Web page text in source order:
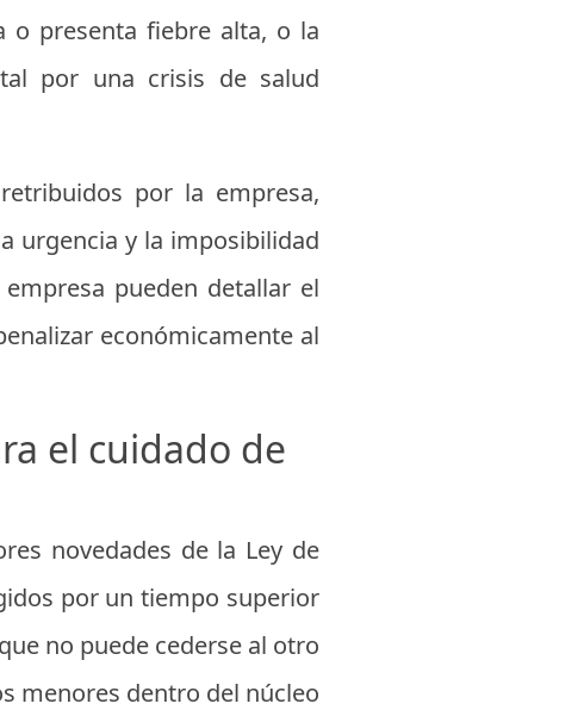
o presenta fiebre alta, o la
por una crisis de salud
por la empresa,
urgencia y la imposibilidad
pueden detallar el
económicamente al
el cuidado de
novedades de la Ley de
por un tiempo superior
no puede cederse al otro
menores dentro del núcleo